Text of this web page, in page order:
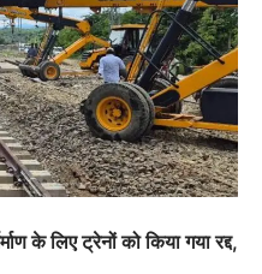
के लिए ट्रेनों को किया गया रद्द,